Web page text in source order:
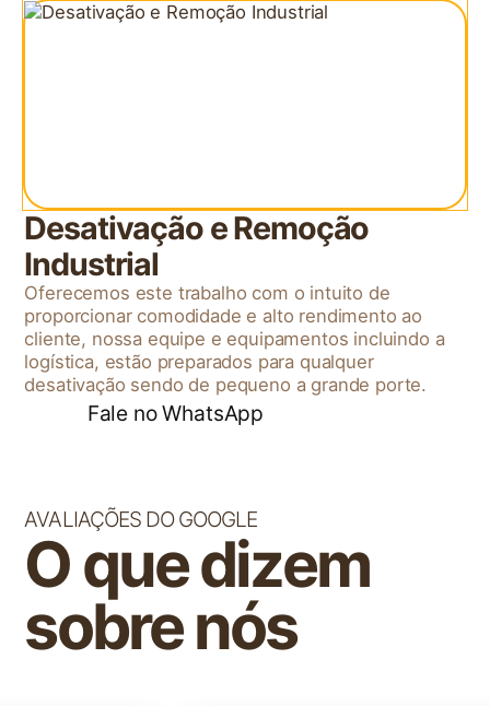
Desativação e Remoção
Industrial
Oferecemos este trabalho com o intuito de
proporcionar comodidade e alto rendimento ao
cliente, nossa equipe e equipamentos incluindo a
logística, estão preparados para qualquer
desativação sendo de pequeno a grande porte.
Fale no WhatsApp
AVALIAÇÕES DO GOOGLE
O que dizem
sobre nós